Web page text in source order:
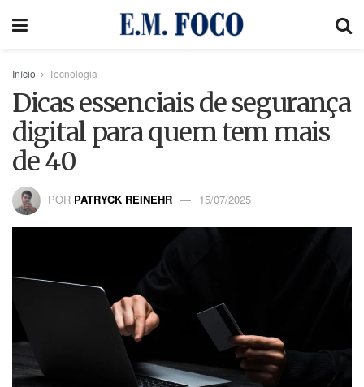
Início Tecnologia
Dicas essenciais de segurança
digital para quem tem mais
de 40
POR PATRYCK REINEHR 15/07/2025